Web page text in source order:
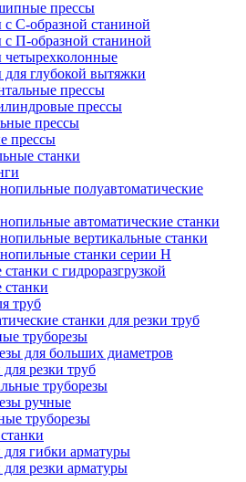
прессы
С-образной станиной
П-образной станиной
четырехколонные
глубокой вытяжки
прессы
прессы
прессы
прессы
станки
полуавтоматические
автоматические станки
вертикальные станки
станки серии H
с гидроразгрузкой
труб
станки для резки труб
труборезы
для больших диаметров
резки труб
труборезы
ручные
труборезы
гибки арматуры
резки арматуры